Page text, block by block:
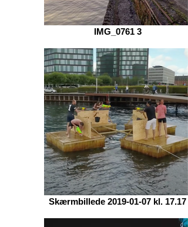
IMG_0761 3
Skærmbillede 2019-01-07 kl. 17.17